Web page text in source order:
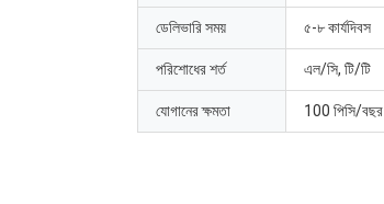
ডেলিভারি সময় ৫-৮ কার্যদিবস
পরিশোধের শর্ত এল/সি, টি/টি
যোগানের ক্ষমতা 100 পিসি/বছর